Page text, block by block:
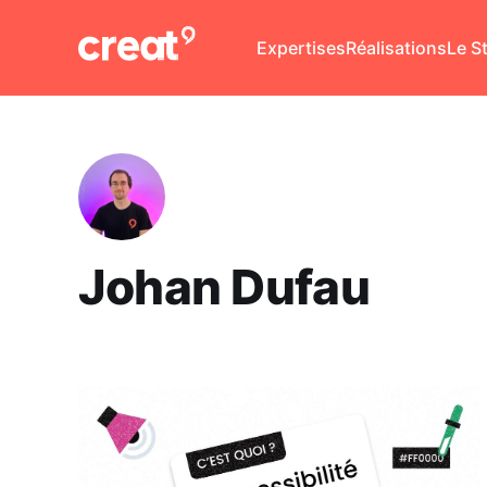
ExpertisesRéalisationsLe
Johan Dufau